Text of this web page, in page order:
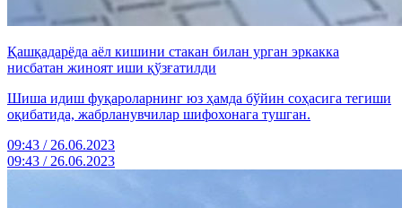
Қашқадарёда аёл кишини стакан билан урган эркакка
нисбатан жиноят иши қўзғатилди
Шиша идиш фуқароларнинг юз ҳамда бўйин соҳасига тегиши
оқибатида, жабрланувчилар шифохонага тушган.
09:43 / 26.06.2023
09:43 / 26.06.2023